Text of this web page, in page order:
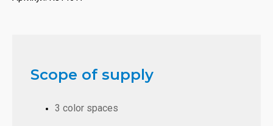
Scope of supply
3 color spaces